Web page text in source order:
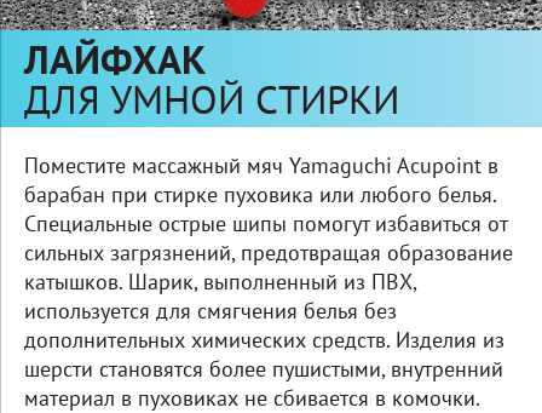
ЛАЙФХАК
ДЛЯ УМНОЙ СТИРКИ
Поместите массажный мяч Yamaguchi Acupoint в
барабан при стирке пуховика или любого белья.
Специальные острые шипы помогут избавиться от
сильных загрязнений, предотвращая образование
катышков. Шарик, выполненный из ПВХ,
используется для смягчения белья без
дополнительных химических средств. Изделия из
шерсти становятся более пушистыми, внутренний
материал в пуховиках не сбивается в комочки.